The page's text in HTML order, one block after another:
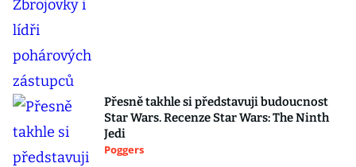
Přesně takhle si představuji budoucnost
Star Wars. Recenze Star Wars: The Ninth
Jedi
Poggers